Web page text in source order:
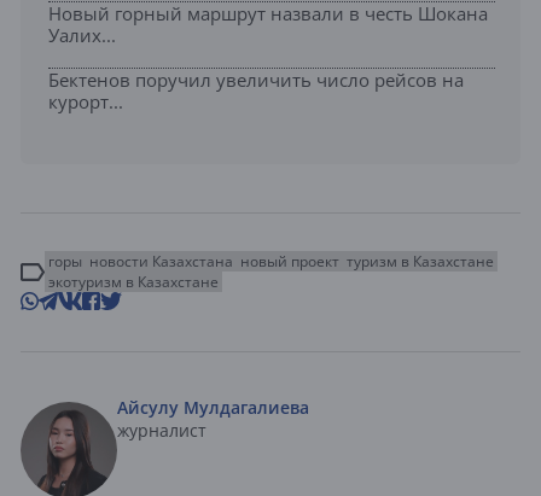
Новый горный маршрут назвали в честь Шокана
Уалих...
Бектенов поручил увеличить число рейсов на
курорт...
горы новости Казахстана новый проект туризм в Казахстане
экотуризм в Казахстане
Айсулу Мулдагалиева
журналист